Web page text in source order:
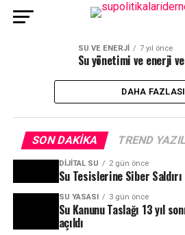
SU VE ENERJI 7 yıl önce
Su yönetimi ve enerji
DAHA FAZLASI
SON DAKIKA TREND
DIJITAL SU 2 gün önce
Su Tesislerine Siber Saldırı
SU YASASI 3 gün önce
Su Kanunu Taslağı 13 yıl
açıldı